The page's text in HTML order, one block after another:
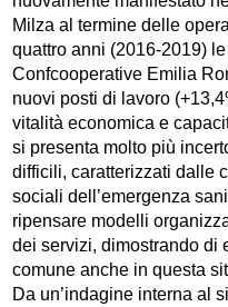
Milza al termine delle
quattro anni (2016-2019)
Confcooperative Emilia
nuovi posti di lavoro
vitalità economica e
si presenta molto più
difficili, caratterizzati dalle
sociali dell’emergenza
ripensare modelli
dei servizi, dimostrando di
comune anche in questa
Da un’indagine interna al